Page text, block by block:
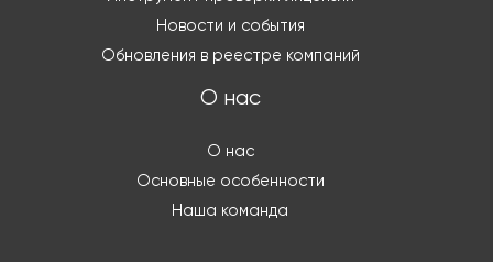
Новости и события
Обновления в реестре компаний
О нас
О нас
Основные особенности
Наша команда